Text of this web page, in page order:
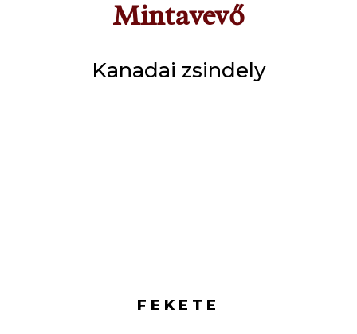
Mintavevő
Kanadai zsindely
FEKETE